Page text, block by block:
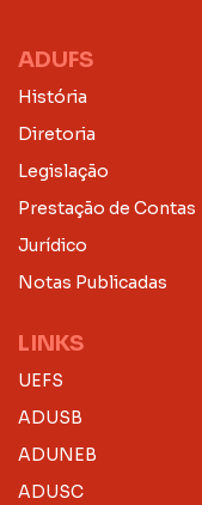
ADUFS
História
Diretoria
Legislação
Prestação de Contas
Jurídico
Notas Publicadas
LINKS
UEFS
ADUSB
ADUNEB
ADUSC